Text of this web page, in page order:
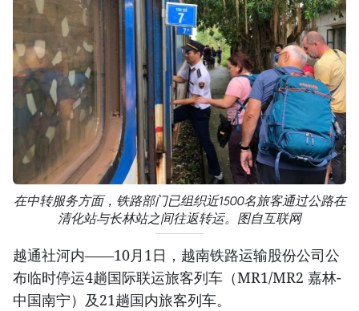
在中转服务方面，铁路部门已组织近1500名旅客通过公路在
清化站与长林站之间往返转运。图自互联网
越通社河内——10月1日，越南铁路运输股份公司公
布临时停运4趟国际联运旅客列车（MR1/MR2 嘉林-
中国南宁）及21趟国内旅客列车。